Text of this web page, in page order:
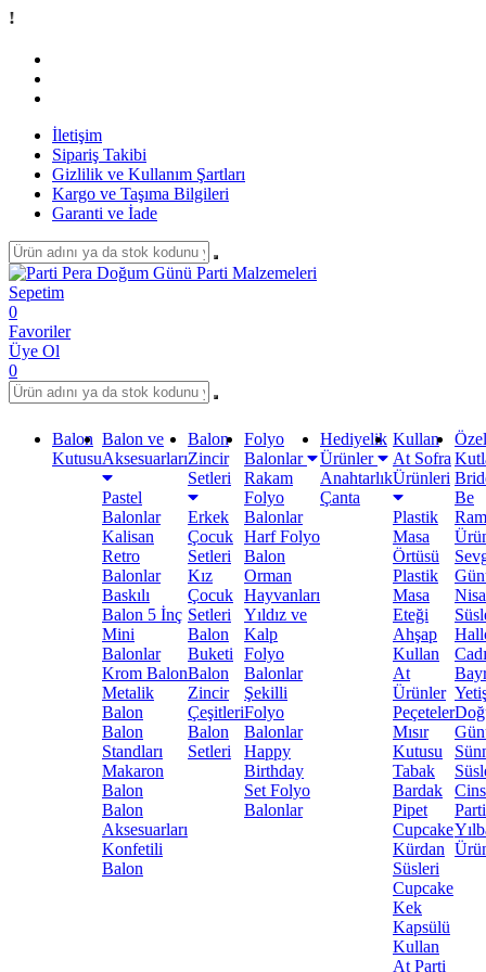
İletişim
Sipariş Takibi
Gizlilik ve Kullanım Şartları
Kargo ve Taşıma Bilgileri
Garanti ve İade
Sepetim
0
Favoriler
Üye Ol
0
Balon
Kutusu
Balon ve
Aksesuarları
Pastel
Balonlar
Kalisan
Retro
Balonlar
Baskılı
Balon 5 İnç
Mini
Balonlar
Krom Balon
Metalik
Balon
Balon
Standları
Makaron
Balon
Balon
Aksesuarları
Konfetili
Balon
Balon
Zincir
Setleri
Erkek
Çocuk
Setleri
Kız
Çocuk
Setleri
Balon
Buketi
Balon
Zincir
Çeşitleri
Balon
Setleri
Folyo
Balonlar
Rakam
Folyo
Balonlar
Harf Folyo
Balon
Orman
Hayvanları
Yıldız ve
Kalp
Folyo
Balonlar
Şekilli
Folyo
Balonlar
Happy
Birthday
Set Folyo
Balonlar
Hediyelik
Ürünler
Anahtarlık
Çanta
Kullan
At Sofra
Ürünleri
Plastik
Masa
Örtüsü
Plastik
Masa
Eteği
Ahşap
Kullan
At
Ürünler
Peçeteler
Mısır
Kutusu
Tabak
Bardak
Pipet
Cupcake
Kürdan
Süsleri
Cupcake
Kek
Kapsülü
Kullan
At Parti
Be